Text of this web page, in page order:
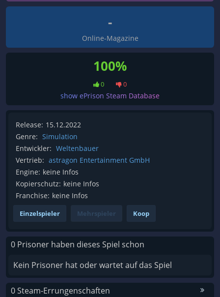
-
Online-Magazine
100%
0 0
show ePrison Steam Database
Release: 15.12.2022
Genre: Simulation
Entwickler: Weltenbauer
Vertrieb: astragon Entertainment GmbH
Engine: keine Infos
Kopierschutz: keine Infos
Franchise: keine Infos
Einzelspieler Mehrspieler Koop
0 Prisoner haben dieses Spiel schon
Kein Prisoner hat oder wartet auf das Spiel
0 Steam-Errungenschaften